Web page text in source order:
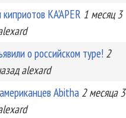
KA'APER 1 месяц 3
о российском туре! 2
alexard
Abitha 2 месяца 3